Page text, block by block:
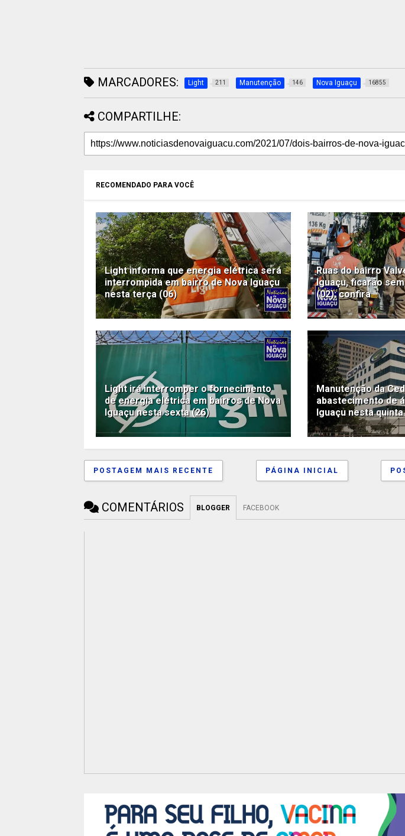
MARCADORES: Light 211 Manutenção 146 Nova Iguaçu 16855
COMPARTILHE:
RECOMENDADO PARA VOCÊ
Light informa que energia elétrica será
interrompida em bairro de Nova Iguaçu
nesta terça (06)
Ruas do bairro
Iguaçu, ficarão
(02); confira
Light irá interromper o fornecimento
de energia elétrica em bairros de Nova
Iguaçu nesta sexta (26)
Manutenção da
abastecimento de
Iguaçu nesta
POSTAGEM MAIS RECENTE PÁGINA INICIAL
COMENTÁRIOS BLOGGER FACEBOOK